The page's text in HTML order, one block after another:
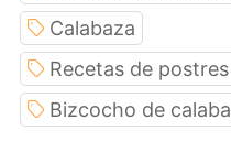
Calabaza
Recetas de
Bizcocho de